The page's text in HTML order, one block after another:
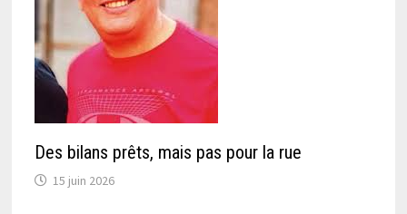
Des bilans prêts, mais pas pour la rue
15 juin 2026